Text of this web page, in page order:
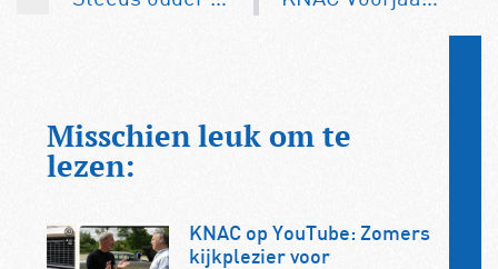
Misschien leuk om te
lezen:
KNAC op YouTube: Zomers
kijkplezier voor